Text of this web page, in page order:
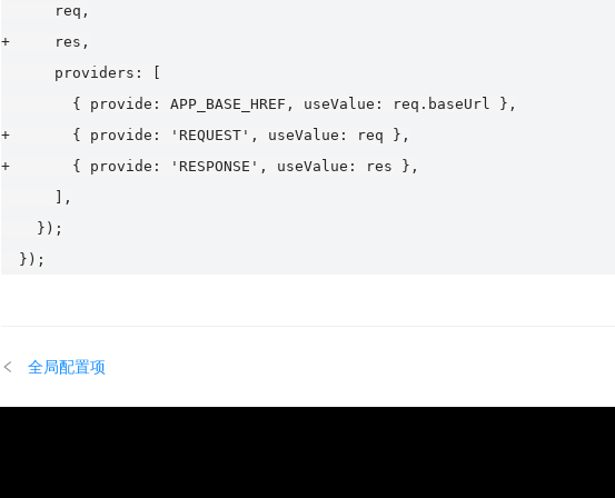
      req,
+     res,
      providers: [
        { provide: APP_BASE_HREF, useValue: req.baseUrl },
+       { provide: 'REQUEST', useValue: req },
+       { provide: 'RESPONSE', useValue: res },
      ],
    });
全局配置项